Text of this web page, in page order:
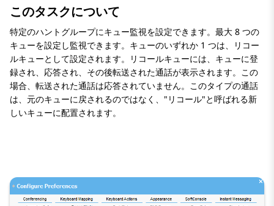
このタスクについて
特定のハントグループにキュー監視を設定できます。最大 8 つの
キューを設定し監視できます。キューのいずれか 1 つは、リコー
ルキューとして設定されます。リコールキューには、 キューに登
録され、応答され、その後転送された通話が表示されます。この
場合、転送された通話は応答されていません。 このタイプの通話
は、元のキューに戻されるのではなく、
リコール と呼ばれる新
しいキューに配置されます。